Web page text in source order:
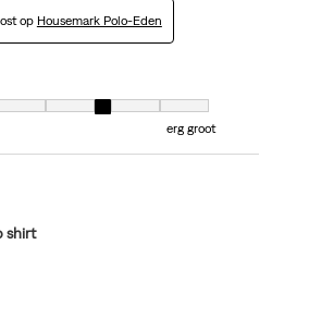
op Housemark Polo-Eden
1 gelijk is aan Heel klein en 7 gelijk is aan erg groot
erg groot
shirt